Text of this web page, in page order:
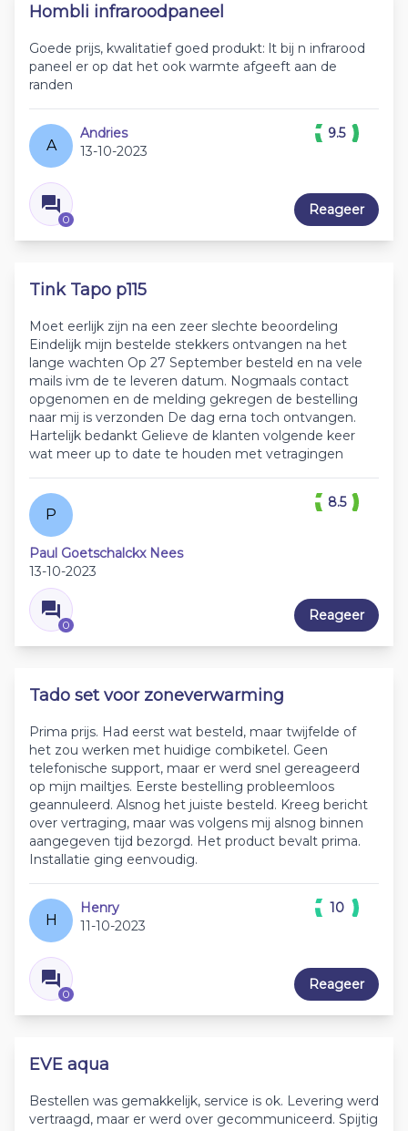
Hombli infraroodpaneel
Goede prijs, kwalitatief goed produkt: lt bij n infrarood
paneel er op dat het ook warmte afgeeft aan de
randen
A
Andries
13-10-2023
0
9.5
Reageer
Tink Tapo p115
Moet eerlijk zijn na een zeer slechte beoordeling
Eindelijk mijn bestelde stekkers ontvangen na het
lange wachten Op 27 September besteld en na vele
mails ivm de te leveren datum. Nogmaals contact
opgenomen en de melding gekregen de bestelling
naar mij is verzonden De dag erna toch ontvangen.
Hartelijk bedankt Gelieve de klanten volgende keer
wat meer up to date te houden met vetragingen
P
Paul Goetschalckx Nees
13-10-2023
0
8.5
Reageer
Tado set voor zoneverwarming
Prima prijs. Had eerst wat besteld, maar twijfelde of
het zou werken met huidige combiketel. Geen
telefonische support, maar er werd snel gereageerd
op mijn mailtjes. Eerste bestelling probleemloos
geannuleerd. Alsnog het juiste besteld. Kreeg bericht
over vertraging, maar was volgens mij alsnog binnen
aangegeven tijd bezorgd. Het product bevalt prima.
Installatie ging eenvoudig.
H
Henry
11-10-2023
0
10
Reageer
EVE aqua
Bestellen was gemakkelijk, service is ok. Levering werd
vertraagd, maar er werd over gecommuniceerd. Spijtig